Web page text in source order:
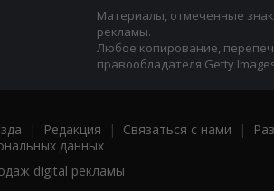
Материалы, отмеченные
рекламы.
Любое копирование,
правообладателя Getty
| Редакция | Связаться с нами |
данных
digital рекламы